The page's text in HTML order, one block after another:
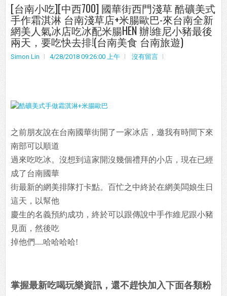
[台南小吃][中西700] 國華街西門淺草 酷礦美式
手作霜淇淋 台南淺草店+米腸歐巴-來台南全新
網美人氣冰店吃冰配米腸HEN 辦!維尼小豬最後
兩天，要吃快去排!(台南美食 台南旅遊)
Simon Lin 4/28/2018 09:26:00 上午 沒有留言
之前朋友說在台南國華街開了一家冰店，邀我有時間下來
南部可以順道
過來吃吃冰。沒想到這家開沒幾個禮拜的小店，現在已經
成了台南國華
街最新的網美排隊打卡點。百忙之中終於在網美闆娘生日
這天，以幫他
慶生的名義預約成功，終於可以跟傳說中手作維尼跟小豬
見面，然後吃
掉他們....哈哈哈哈!
掌握最新吃喝玩樂資訊，還不趕快加入下面各類粉